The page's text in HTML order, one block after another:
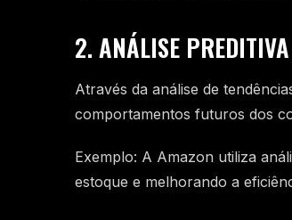
2. ANÁLISE PREDITIVA
Através da análise de
comportamentos futuros dos
Exemplo: A Amazon utiliza
estoque e melhorando a